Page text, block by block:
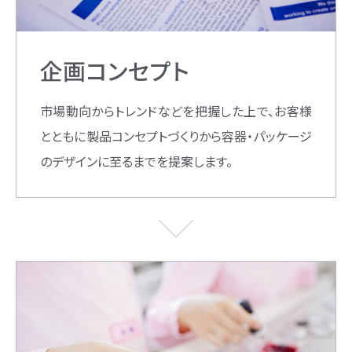
企画コンセプト
市場動向からトレンドなどを把握した上で、お客様
とともに製品コンセプトづくりから容器・パッケージ
のデザインに至るまでを提案します。